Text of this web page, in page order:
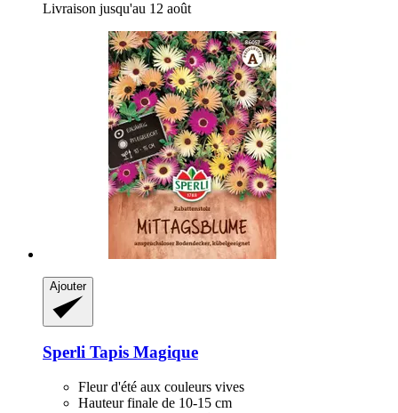
Livraison jusqu'au 12 août
Ajouter
Sperli Tapis Magique
Fleur d'été aux couleurs vives
Hauteur finale de 10-15 cm